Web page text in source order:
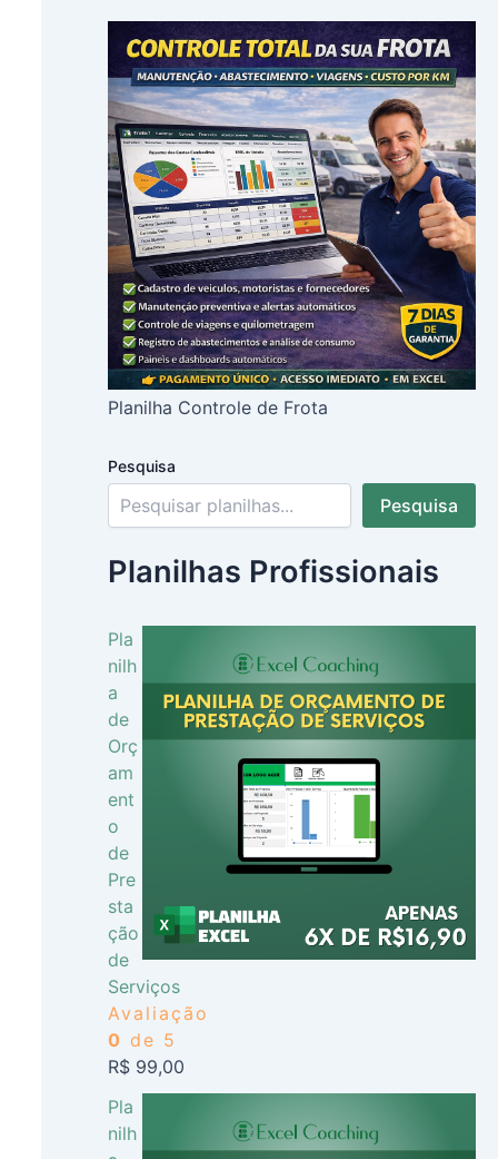
Planilha Controle de Frota
Pesquisa
Pesquisa
Planilhas Profissionais
Pla
nilh
a
de
Orç
am
ent
o
de
Pre
sta
ção
de
Serviços
Avaliação
0 de 5
R$99,00
Pla
nilh